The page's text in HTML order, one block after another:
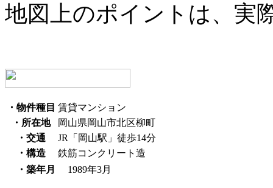
地図上のポイントは、実
・物件種目 賃貸マンション
・所在地
岡山県岡山市北区柳町
・交通
JR「岡山駅」徒歩14分
・構造
鉄筋コンクリート造
・築年月
1989年3月